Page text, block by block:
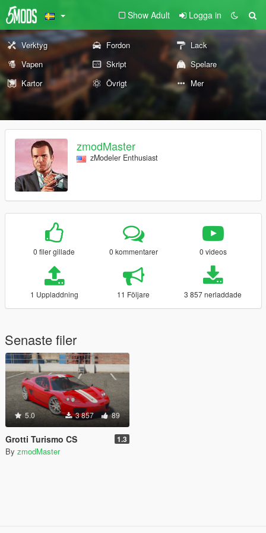
Show Adult Logga in
Verktyg Fordon
Lack
Vapen
Skript
Spelare
Kartor
Övrigt Mer
zmodMaster
zModeler Enthusiast
0 filer gillade 0 kommentarer 0 videos
1 Uppladdning 11 Följare 3 857 nerladdade
Senaste filer
5.0 3 857 89
Grotti Turismo CS 1.3
By zmodMaster